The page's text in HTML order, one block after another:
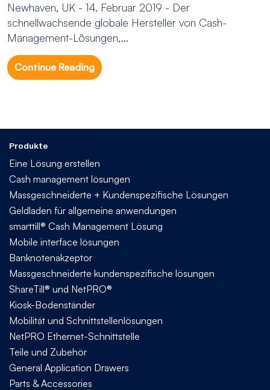
Newhaven, UK - 14. Februar 2019 - Der
schnellwachsende globale Hersteller von Cash-
Management-Lösungen,...
Continue Reading
Produkte
Eine Lösung erstellen
Cash management lösungen
Massgeschneiderte + Kundenspezifische Lösungen
Geldladen für allgemeine anwendungen
smarttill® Cash Management Lösung
Mobile interface lösungen
Banknotenakzeptor
Massgeschneiderte kundenspezifische lösungen
ShareTill® und NetPRO®
Kiosk-Bodenständer
Mobilität und Schnittstellenlösungen
NetPRO Ethernet-Schnittstelle
Teile und Zubehör
General Application Drawers
Parts & Accessories